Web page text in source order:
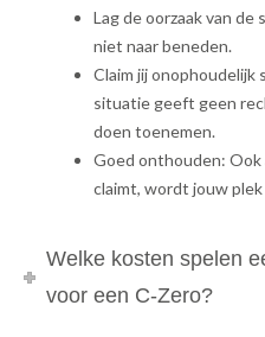
Lag de oorzaak van de
niet naar beneden.
Claim jij onophoudelijk
situatie geeft geen
doen toenemen.
Goed onthouden: Ook
claimt, wordt jouw
Welke kosten spelen
voor een C-Zero?